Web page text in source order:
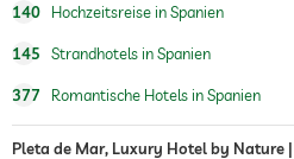
140 Hochzeitsreise in Spanien
145 Strandhotels in Spanien
377 Romantische Hotels in Spanien
Pleta de Mar, Luxury Hotel by Nature